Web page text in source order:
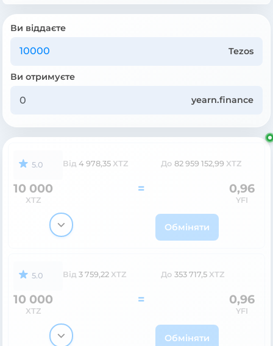
Ви віддаєте
Tezos
Ви отримуєте
yearn.finance
5.0 Від 4 978,35 XTZ До 82 959 152,99 XTZ
10 000
XTZ
= 0,96
YFI
Обміняти
5.0 Від 3 759,22 XTZ До 353 717,5 XTZ
10 000
XTZ
= 0,96
YFI
Обміняти